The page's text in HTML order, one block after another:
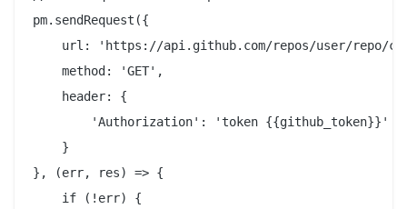
pm.sendRequest({
url: 'https://api.github.com/repos/user/repo/
    method: 'GET',
    header: {
        'Authorization': 'token {{github_token}}'
    }
}, (err, res) => {
    if (!err) {